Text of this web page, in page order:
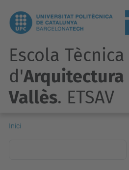
Escola
d'Arquitectura
Vallès. ETSAV
Inici